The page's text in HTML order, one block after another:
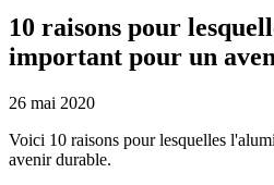
10 raisons pour
important pour un
26 mai 2020
Voici 10 raisons pour lesquelles
avenir durable.